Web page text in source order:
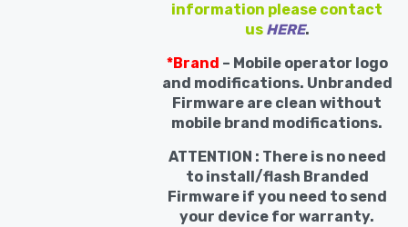
information please contact
us HERE.
*Brand – Mobile operator logo
and modifications. Unbranded
Firmware are clean without
mobile brand modifications.
ATTENTION : There is no need
to install/flash Branded
Firmware if you need to send
your device for warranty.